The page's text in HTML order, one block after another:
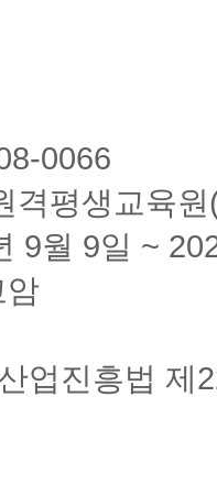
0066
격평생교육
9월 9일 ~
암
업진흥법 제